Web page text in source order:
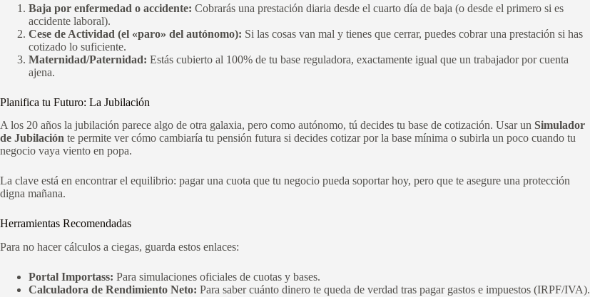
Baja por enfermedad o accidente: Cobrarás una prestación diaria desde el cuarto día de baja (o desde el primero si es
accidente laboral).
Cese de Actividad (el «paro» del autónomo): Si las cosas van mal y tienes que cerrar, puedes cobrar una prestación si has
cotizado lo suficiente.
Maternidad/Paternidad: Estás cubierto al 100% de tu base reguladora, exactamente igual que un trabajador por cuenta
ajena.
Planifica tu Futuro: La Jubilación
A los 20 años la jubilación parece algo de otra galaxia, pero como autónomo, tú decides tu base de cotización. Usar un Simulador
de Jubilación te permite ver cómo cambiaría tu pensión futura si decides cotizar por la base mínima o subirla un poco cuando tu
negocio vaya viento en popa.
La clave está en encontrar el equilibrio: pagar una cuota que tu negocio pueda soportar hoy, pero que te asegure una protección
digna mañana.
Herramientas Recomendadas
Para no hacer cálculos a ciegas, guarda estos enlaces:
Portal Importass: Para simulaciones oficiales de cuotas y bases.
Calculadora de Rendimiento Neto: Para saber cuánto dinero te queda de verdad tras pagar gastos e impuestos (IRPF/IVA).